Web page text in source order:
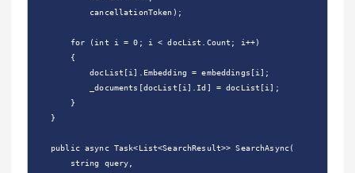
            cancellationToken);
        for (int i = 0; i < docList.Count; i++)
        {
            docList[i].Embedding = embeddings[i];
            _documents[docList[i].Id] = docList[i];
        }
    }
    public async Task<List<SearchResult>> SearchAsync(
        string query,